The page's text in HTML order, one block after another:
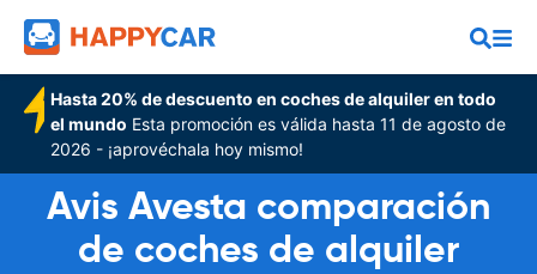
Hasta 20% de descuento en coches de alquiler en todo
el mundo Esta promoción es válida hasta 11 de agosto de
2026 - ¡aprovéchala hoy mismo!
Avis Avesta comparación
de coches de alquiler